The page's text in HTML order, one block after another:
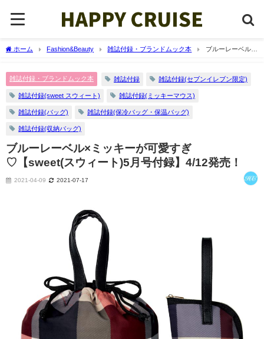
ホーム Fashion&Beauty 雑誌付録・ブランドムック本
ブルーレーベル×
雑誌付録・ブランドムック本 雑誌付録 雑誌付録(セブンイレブン限定)
雑誌付録(sweet スウィート) 雑誌付録(ミッキーマウス)
雑誌付録(バッグ) 雑誌付録(保冷バッグ・保温バッグ)
雑誌付録(収納バッグ)
ブルーレーベル×ミッキーが可愛すぎ
♡【sweet(スウィート)5月号付録】4/12発売！
2021-04-09 2021-07-17